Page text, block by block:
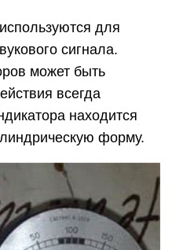
для
сигнала.
может быть
всегда
находится
форму.